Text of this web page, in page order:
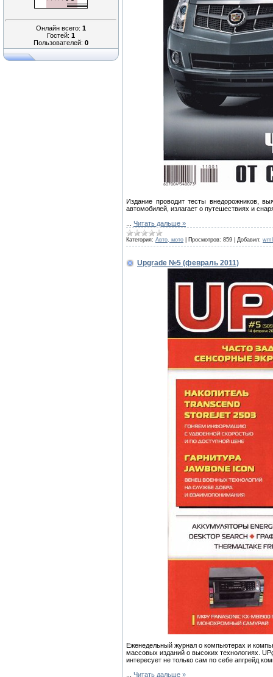
Онлайн всего: 1
Гостей: 1
Пользователей: 0
Издание проводит тесты внедорожников,
автомобилей, излагает о путешествиях и
Читать дальше »
Категория: Авто, мото Просмотров: 859 Добавил:
Upgrade №5 (февраль 2011)
Еженедельный журнал о компьютерах и
массовых изданий о высоких технологиях.
интересует не только сам по себе апгрейд
Читать дальше »